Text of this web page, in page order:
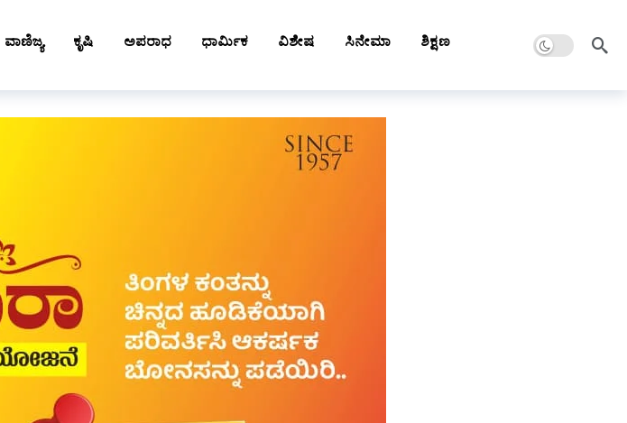
ವಾಣಿಜ್ಯ ಕೃಷಿ ಅಪರಾಧ ಧಾರ್ಮಿಕ ವಿಶೇಷ ಸಿನೇಮಾ ಶಿಕ್ಷಣ Dark mode